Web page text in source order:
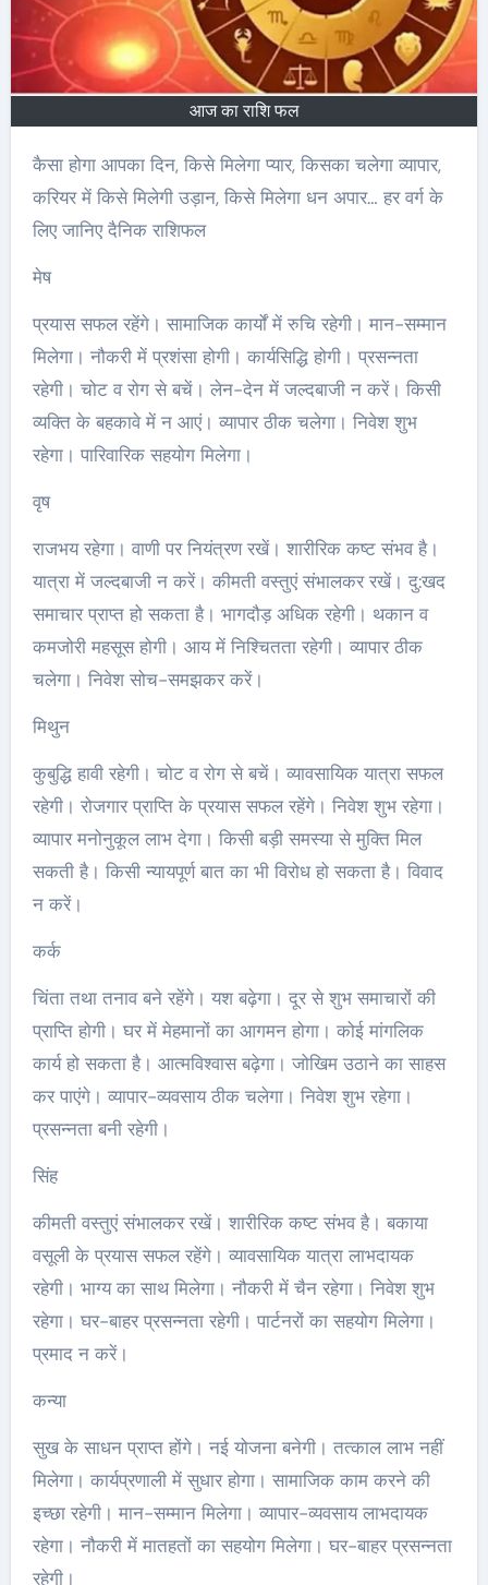
आज का राशि फल
कैसा होगा आपका दिन, किसे मिलेगा प्यार, किसका चलेगा व्यापार,
करियर में किसे मिलेगी उड़ान, किसे मिलेगा धन अपार… हर वर्ग के
लिए जानिए दैनिक राशिफल
मेष
प्रयास सफल रहेंगे। सामाजिक कार्यों में रुचि रहेगी। मान-सम्मान
मिलेगा। नौकरी में प्रशंसा होगी। कार्यसिद्धि होगी। प्रसन्नता
रहेगी। चोट व रोग से बचें। लेन-देन में जल्दबाजी न करें। किसी
व्यक्ति के बहकावे में न आएं। व्यापार ठीक चलेगा। निवेश शुभ
रहेगा। पारिवारिक सहयोग मिलेगा।
वृष
राजभय रहेगा। वाणी पर नियंत्रण रखें। शारीरिक कष्ट संभव है।
यात्रा में जल्दबाजी न करें। कीमती वस्तुएं संभालकर रखें। दु:खद
समाचार प्राप्त हो सकता है। भागदौड़ अधिक रहेगी। थकान व
कमजोरी महसूस होगी। आय में निश्चितता रहेगी। व्यापार ठीक
चलेगा। निवेश सोच-समझकर करें।
मिथुन
कुबुद्धि हावी रहेगी। चोट व रोग से बचें। व्यावसायिक यात्रा सफल
रहेगी। रोजगार प्राप्ति के प्रयास सफल रहेंगे। निवेश शुभ रहेगा।
व्यापार मनोनुकूल लाभ देगा। किसी बड़ी समस्या से मुक्ति मिल
सकती है। किसी न्यायपूर्ण बात का भी विरोध हो सकता है। विवाद
न करें।
कर्क
चिंता तथा तनाव बने रहेंगे। यश बढ़ेगा। दूर से शुभ समाचारों की
प्राप्ति होगी। घर में मेहमानों का आगमन होगा। कोई मांगलिक
कार्य हो सकता है। आत्मविश्वास बढ़ेगा। जोखिम उठाने का साहस
कर पाएंगे। व्यापार-व्यवसाय ठीक चलेगा। निवेश शुभ रहेगा।
प्रसन्नता बनी रहेगी।
सिंह
कीमती वस्तुएं संभालकर रखें। शारीरिक कष्ट संभव है। बकाया
वसूली के प्रयास सफल रहेंगे। व्यावसायिक यात्रा लाभदायक
रहेगी। भाग्य का साथ मिलेगा। नौकरी में चैन रहेगा। निवेश शुभ
रहेगा। घर-बाहर प्रसन्नता रहेगी। पार्टनरों का सहयोग मिलेगा।
प्रमाद न करें।
कन्या
सुख के साधन प्राप्त होंगे। नई योजना बनेगी। तत्काल लाभ नहीं
मिलेगा। कार्यप्रणाली में सुधार होगा। सामाजिक काम करने की
इच्छा रहेगी। मान-सम्मान मिलेगा। व्यापार-व्यवसाय लाभदायक
रहेगा। नौकरी में मातहतों का सहयोग मिलेगा। घर-बाहर प्रसन्नता
रहेगी।